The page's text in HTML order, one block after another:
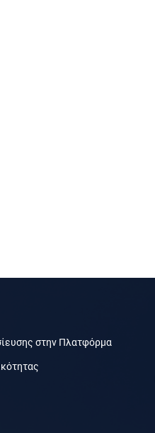
στην Πλατφόρμα